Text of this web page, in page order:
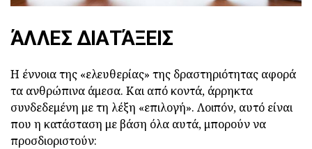
ΆΛΛΕΣ ΔΙΑΤΆΞΕΙΣ
Η έννοια της «ελευθερίας» της δραστηριότητας αφορά
τα ανθρώπινα άμεσα. Και από κοντά, άρρηκτα
συνδεδεμένη με τη λέξη «επιλογή». Λοιπόν, αυτό είναι
που η κατάσταση με βάση όλα αυτά, μπορούν να
προσδιοριστούν: